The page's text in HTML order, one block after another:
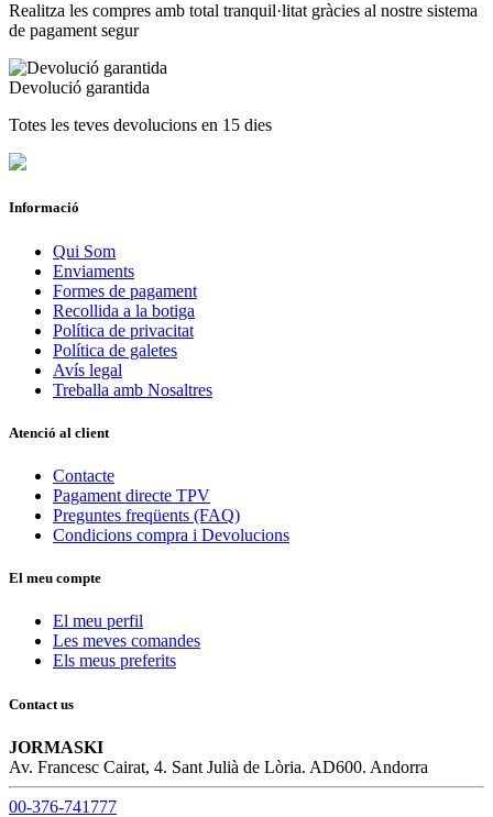
Realitza les compres amb total tranquil·litat gràcies al nostre sistema
de pagament segur
Devolució garantida
Totes les teves devolucions en 15 dies
Informació
Qui Som
Enviaments
Formes de pagament
Recollida a la botiga
Política de privacitat
Política de galetes
Avís legal
Treballa amb Nosaltres
Atenció al client
Contacte
Pagament directe TPV
Preguntes freqüents (FAQ)
Condicions compra i Devolucions
El meu compte
El meu perfil
Les meves comandes
Els meus preferits
Contact us
JORMASKI
Av. Francesc Cairat, 4. Sant Julià de Lòria. AD600. Andorra
00-376-741777